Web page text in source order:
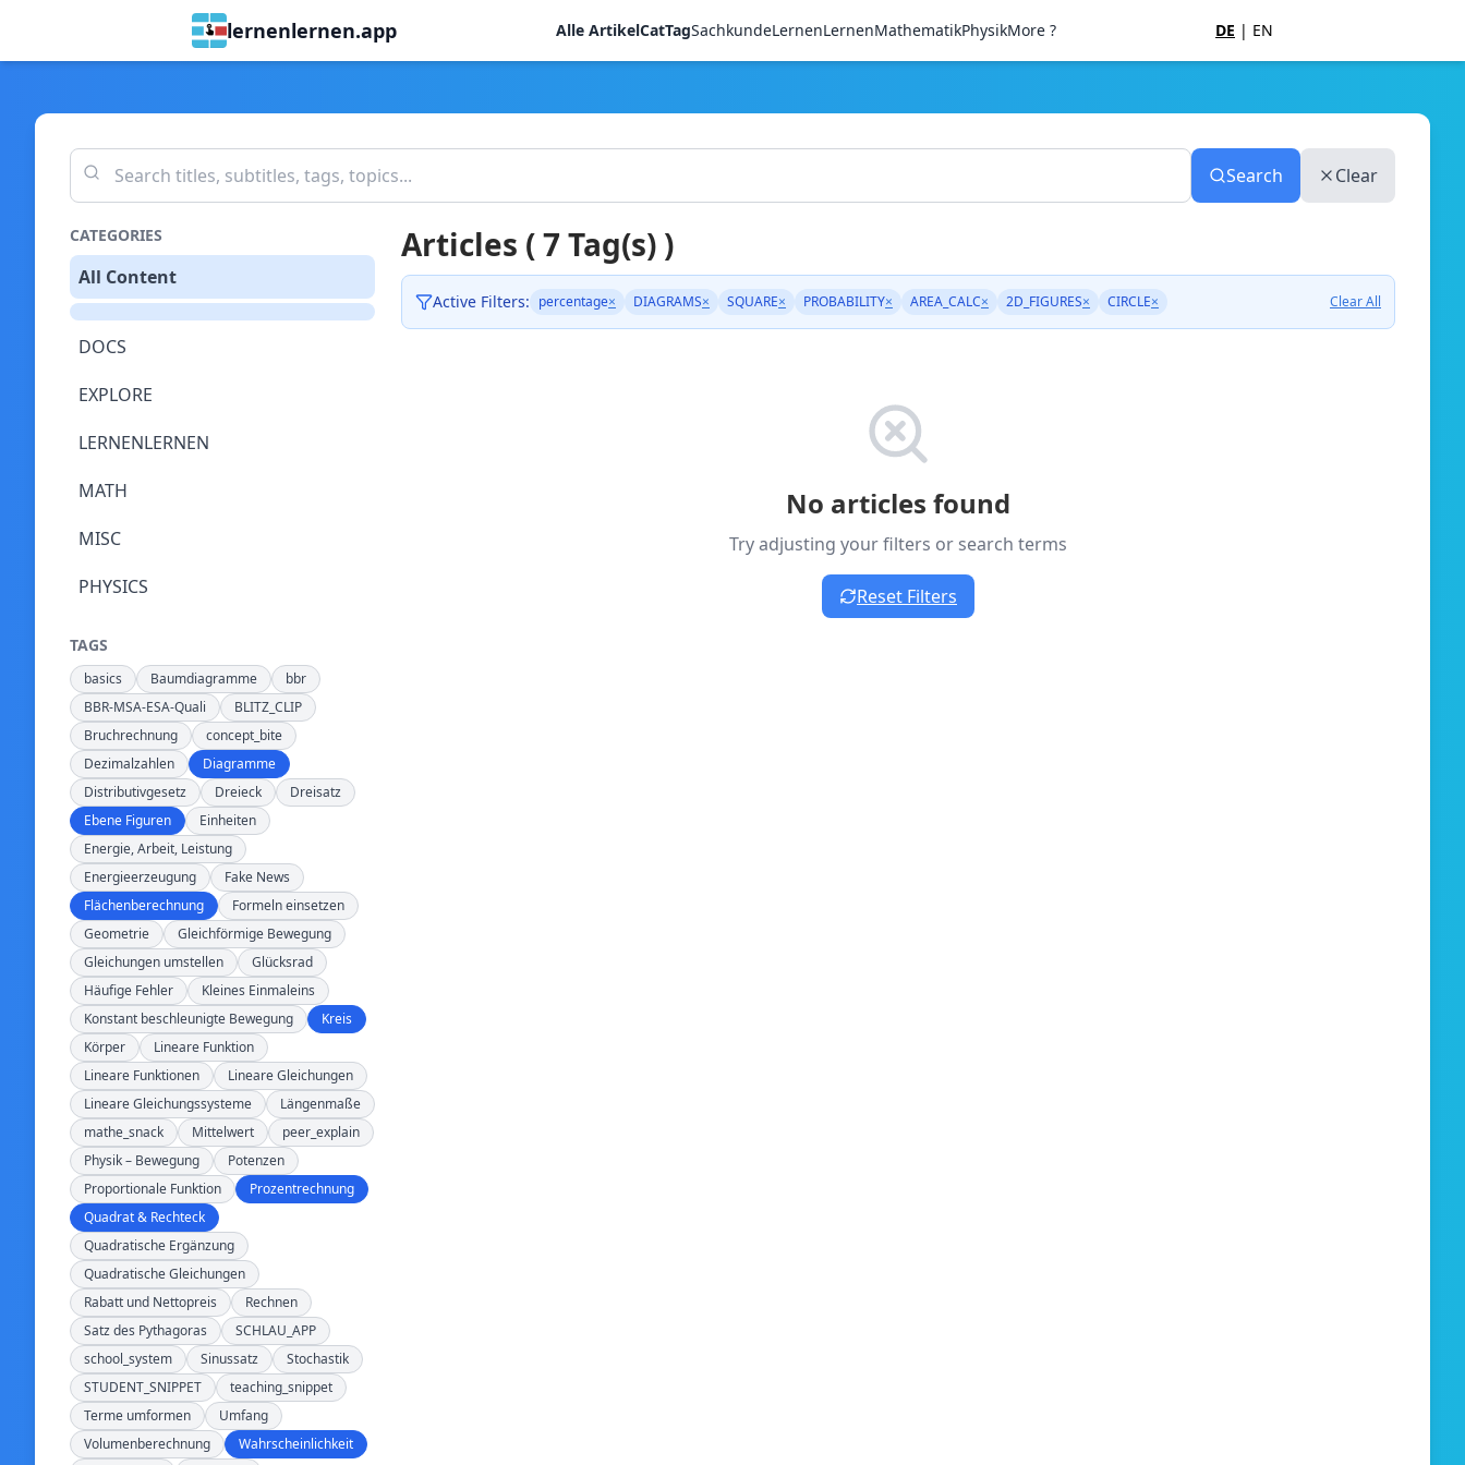
lernenlernen.app Alle ArtikelCatTagSachkundeLernenLernenMathematikPhysikMore ? DE | EN
Search Clear
CATEGORIES
All Content
DOCS
EXPLORE
LERNENLERNEN
MATH
MISC
PHYSICS
TAGS
basics Baumdiagramme
bbr
BBR-MSA-ESA-Quali
BLITZ_CLIP
Bruchrechnung
concept_bite
Dezimalzahlen
Diagramme
Distributivgesetz
Dreieck
Dreisatz
Ebene Figuren
Einheiten
Energie, Arbeit, Leistung
Energieerzeugung
Fake News
Flächenberechnung
Formeln einsetzen
Geometrie
Gleichförmige Bewegung
Gleichungen umstellen
Glücksrad
Häufige Fehler
Kleines Einmaleins
Konstant beschleunigte Bewegung
Kreis
Körper
Lineare Funktion
Lineare Funktionen
Lineare Gleichungen
Lineare Gleichungssysteme
Längenmaße
mathe_snack
Mittelwert
peer_explain
Physik – Bewegung
Potenzen
Proportionale Funktion
Prozentrechnung
Quadrat & Rechteck
Quadratische Ergänzung
Quadratische Gleichungen
Rabatt und Nettopreis
Rechnen
Satz des Pythagoras
SCHLAU_APP
school_system
Sinussatz
Stochastik
STUDENT_SNIPPET
teaching_snippet
Terme umformen
Umfang
Volumenberechnung
Wahrscheinlichkeit
Articles ( 7 Tag(s) )
Active Filters: percentage× DIAGRAMS× SQUARE× PROBABILITY× AREA_CALC× 2D_FIGURES× CIRCLE× Clear All
No articles found
Try adjusting your filters or search terms
Reset Filters